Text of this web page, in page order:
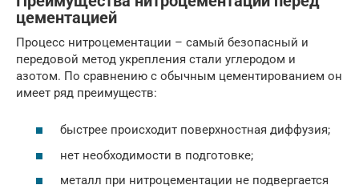
цементацией
Процесс нитроцементации – самый безопасный и
передовой метод укрепления стали углеродом и
азотом. По сравнению с обычным цементированием он
имеет ряд преимуществ:
быстрее происходит поверхностная диффузия;
нет необходимости в подготовке;
металл при нитроцементации не подвергается